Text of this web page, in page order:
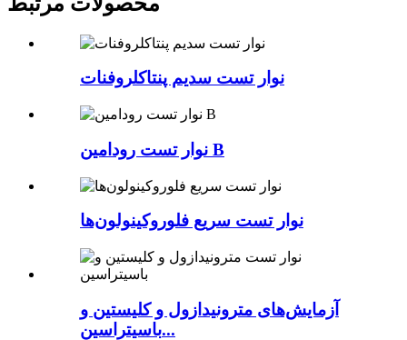
نوار تست سدیم پنتاکلروفنات
نوار تست رودامین B
نوار تست سریع فلوروکینولون‌ها
آزمایش‌های مترونیدازول و کلیستین و
باسیتراسین...